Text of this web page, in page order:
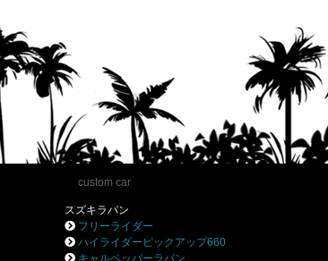
custom car
スズキラパン
フリーライダー
ハイライダーピックアップ660